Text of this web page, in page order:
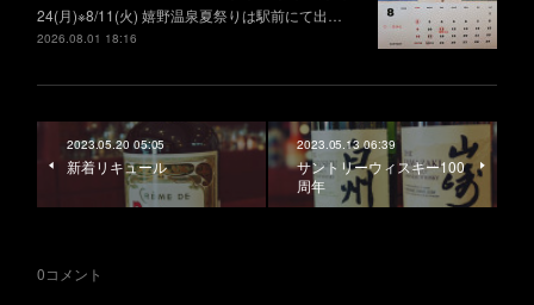
24(月)※8/11(火) 嬉野温泉夏祭りは駅前にて出…
2026.08.01 18:16
2023.05.20 05:05
新着リキュール
2023.05.13 06:39
サントリーウィスキー100
周年
0コメント